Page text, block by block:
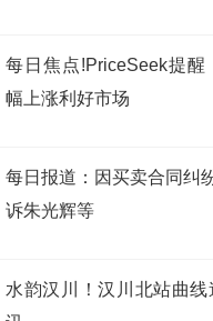
每日焦点!PriceSeek提醒
幅上涨利好市场
每日报道：因买卖合同纠
诉朱光辉等
水韵汉川！汉川北站曲